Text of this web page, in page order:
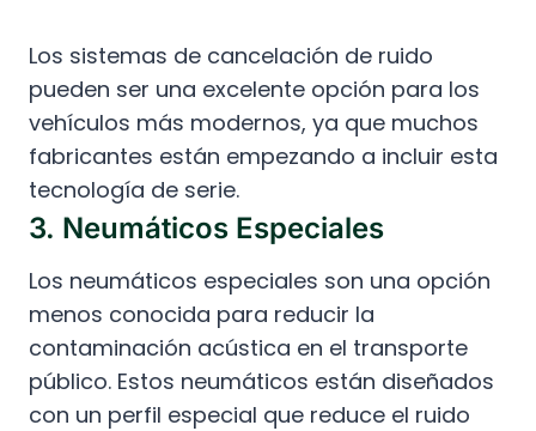
Los sistemas de cancelación de ruido
pueden ser una excelente opción para los
vehículos más modernos, ya que muchos
fabricantes están empezando a incluir esta
tecnología de serie.
3. Neumáticos Especiales
Los neumáticos especiales son una opción
menos conocida para reducir la
contaminación acústica en el transporte
público. Estos neumáticos están diseñados
con un perfil especial que reduce el ruido